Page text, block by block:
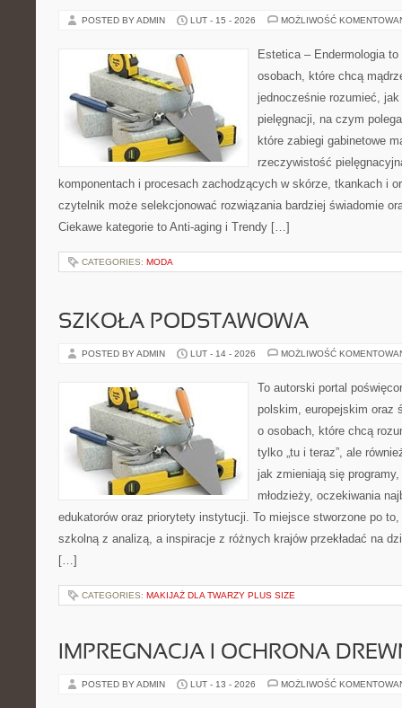
POSTED BY ADMIN LUT - 15 - 2026 MOŻLIWOŚĆ
Estetica – Endermologia
osobach, które chcą
jednocześnie rozumieć, jak
pielęgnacji, na czym
które zabiegi gabinetowe
rzeczywistość
komponentach i procesach zachodzących w skórze, tkankach i
czytelnik może selekcjonować rozwiązania bardziej świadomie
Ciekawe kategorie to Anti-aging i Trendy […]
CATEGORIES: MODA
SZKOŁA PODSTAWOWA
POSTED BY ADMIN LUT - 14 - 2026 MOŻLIWOŚĆ
To autorski portal
polskim, europejskim oraz
o osobach, które chcą
tylko „tu i teraz”, ale
jak zmieniają się
młodzieży, oczekiwania
edukatorów oraz priorytety instytucji. To miejsce stworzone po
szkolną z analizą, a inspiracje z różnych krajów przekładać na
[…]
CATEGORIES: MAKIJAŻ DLA TWARZY PLUS SIZE
IMPREGNACJA I OCHRONA
POSTED BY ADMIN LUT - 13 - 2026 MOŻLIWOŚĆ